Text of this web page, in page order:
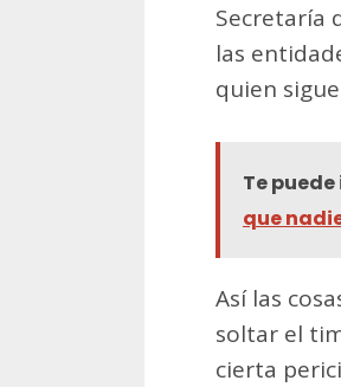
Secretaría
las
quien
Te
que
Así las
soltar el
cierta